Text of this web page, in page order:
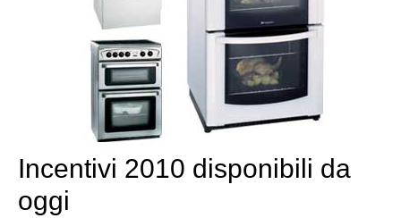
Incentivi 2010 disponibili da
oggi